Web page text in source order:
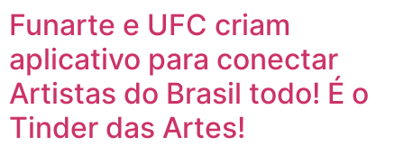
Funarte e UFC criam
aplicativo para conectar
Artistas do Brasil todo! É o
Tinder das Artes!